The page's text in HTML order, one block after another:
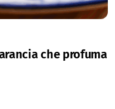
che profuma